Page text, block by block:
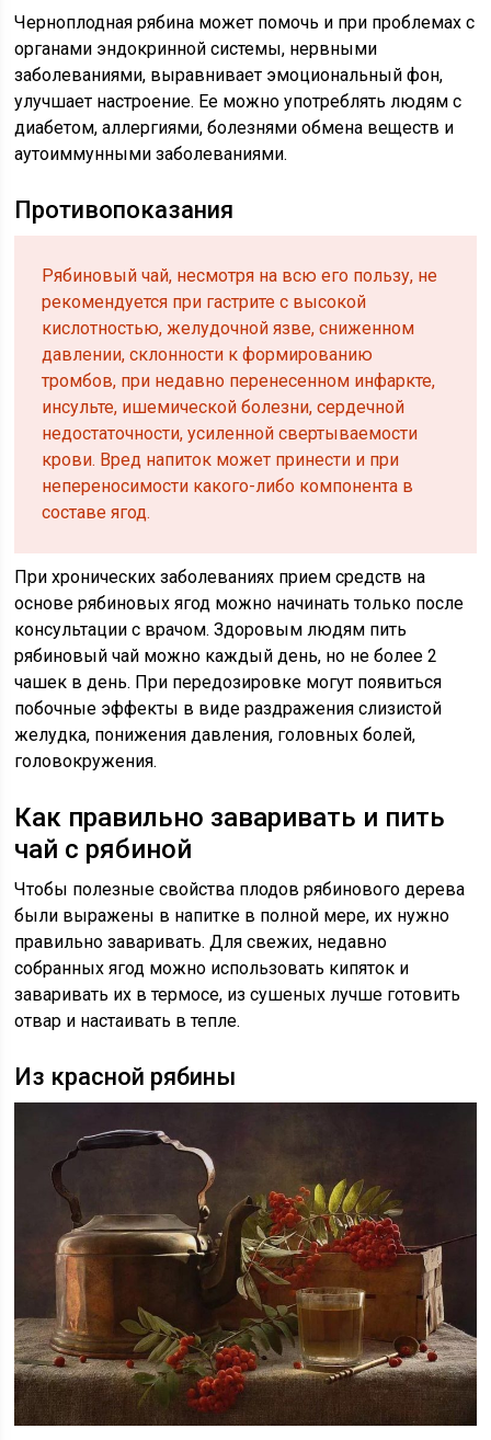
Черноплодная рябина может помочь и при проблемах с
органами эндокринной системы, нервными
заболеваниями, выравнивает эмоциональный фон,
улучшает настроение. Ее можно употреблять людям с
диабетом, аллергиями, болезнями обмена веществ и
аутоиммунными заболеваниями.
Противопоказания
Рябиновый чай, несмотря на всю его пользу, не
рекомендуется при гастрите с высокой
кислотностью, желудочной язве, сниженном
давлении, склонности к формированию
тромбов, при недавно перенесенном инфаркте,
инсульте, ишемической болезни, сердечной
недостаточности, усиленной свертываемости
крови. Вред напиток может принести и при
непереносимости какого-либо компонента в
составе ягод.
При хронических заболеваниях прием средств на
основе рябиновых ягод можно начинать только после
консультации с врачом. Здоровым людям пить
рябиновый чай можно каждый день, но не более 2
чашек в день. При передозировке могут появиться
побочные эффекты в виде раздражения слизистой
желудка, понижения давления, головных болей,
головокружения.
Как правильно заваривать и пить
чай с рябиной
Чтобы полезные свойства плодов рябинового дерева
были выражены в напитке в полной мере, их нужно
правильно заваривать. Для свежих, недавно
собранных ягод можно использовать кипяток и
заваривать их в термосе, из сушеных лучше готовить
отвар и настаивать в тепле.
Из красной рябины